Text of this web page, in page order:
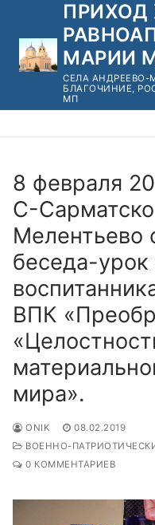
содержимому
ПРИХОД
МАРИИ
СЕЛА АНДРЕЕВО-
БЛАГОЧИНИЕ,
МП
8 февраля
С-
Мелентьево
беседа-урок
ВПК
мира».
ONIK
08.02.2019
ВОЕННО-
0 КОММЕНТАРИЕВ